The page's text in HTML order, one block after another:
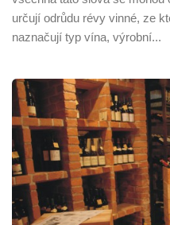
určují odrůdu révy vinné, ze
naznačují typ vína, výrobní...